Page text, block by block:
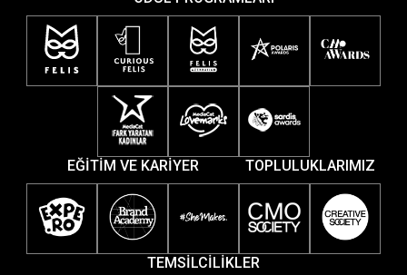
EĞİTİM VE KARİYER TOPLULUKLARIMIZ
TEMSİLCİLİKLER